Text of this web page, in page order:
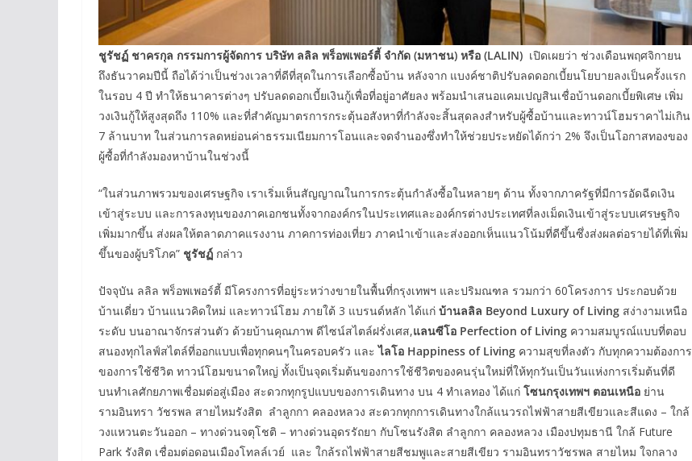
ชูรัชฏ์ ชาครกุล กรรมการผู้จัดการ บริษัท ลลิล พร็อพเพอร์ตี้ จำกัด (มหาชน) หรือ (LALIN) เปิดเผยว่า ช่วงเดือนพฤศจิกายน
ถึงธันวาคมปีนี้ ถือได้ว่าเป็นช่วงเวลาที่ดีที่สุดในการเลือกซื้อบ้าน หลังจาก แบงค์ชาติปรับลดดอกเบี้ยนโยบายลงเป็นครั้งแรก
ในรอบ 4 ปี ทำให้ธนาคารต่างๆ ปรับลดดอกเบี้ยเงินกู้เพื่อที่อยู่อาศัยลง พร้อมนำเสนอแคมเปญสินเชื่อบ้านดอกเบี้ยพิเศษ เพิ่ม
วงเงินกู้ให้สูงสุดถึง 110% และที่สำคัญมาตรการกระตุ้นอสังหาที่กำลังจะสิ้นสุดลงสำหรับผู้ซื้อบ้านและทาวน์โฮมราคาไม่เกิน
7 ล้านบาท ในส่วนการลดหย่อนค่าธรรมเนียมการโอนและจดจำนองซึ่งทำให้ช่วยประหยัดได้กว่า 2% จึงเป็นโอกาสทองของ
ผู้ซื้อที่กำลังมองหาบ้านในช่วงนี้
“ในส่วนภาพรวมของเศรษฐกิจ เราเริ่มเห็นสัญญาณในการกระตุ้นกำลังซื้อในหลายๆ ด้าน ทั้งจากภาครัฐที่มีการอัดฉีดเงิน
เข้าสู่ระบบ และการลงทุนของภาคเอกชนทั้งจากองค์กรในประเทศและองค์กรต่างประเทศที่ลงเม็ดเงินเข้าสู่ระบบเศรษฐกิจ
เพิ่มมากขึ้น ส่งผลให้ตลาดภาคแรงงาน ภาคการท่องเที่ยว ภาคนำเข้าและส่งออกเห็นแนวโน้มที่ดีขึ้นซึ่งส่งผลต่อรายได้ที่เพิ่ม
ขึ้นของผู้บริโภค” ชูรัชฏ์ กล่าว
ปัจจุบัน ลลิล พร็อพเพอร์ตี้ มีโครงการที่อยู่ระหว่างขายในพื้นที่กรุงเทพฯ และปริมณฑล รวมกว่า 60โครงการ ประกอบด้วย
บ้านเดี่ยว บ้านแนวคิดใหม่ และทาวน์โฮม ภายใต้ 3 แบรนด์หลัก ได้แก่ บ้านลลิล Beyond Luxury of Living สง่างามเหนือ
ระดับ บนอาณาจักรส่วนตัว ด้วยบ้านคุณภาพ ดีไซน์สไตล์ฝรั่งเศส,แลนซีโอ Perfection of Living ความสมบูรณ์แบบที่ตอบ
สนองทุกไลฟ์สไตล์ที่ออกแบบเพื่อทุกคนๆในครอบครัว และไลโอ Happiness of Living ความสุขที่ลงตัว กับทุกความต้องการ
ของการใช้ชีวิต ทาวน์โฮมขนาดใหญ่ ทั้งเป็นจุดเริ่มต้นของการใช้ชีวิตของคนรุ่นใหม่ที่ให้ทุกวันเป็นวันแห่งการเริ่มต้นที่ดี
บนทำเลศักยภาพเชื่อมต่อสู่เมือง สะดวกทุกรูปแบบของการเดินทาง บน 4 ทำเลทอง ได้แก่ โซนกรุงเทพฯ ตอนเหนือ ย่าน
รามอินทรา วัชรพล สายไหมรังสิต ลำลูกกา คลองหลวง สะดวกทุกการเดินทางใกล้แนวรถไฟฟ้าสายสีเขียวและสีแดง – ใกล้
วงแหวนตะวันออก – ทางด่วนจตุโชติ – ทางด่วนอุดรรัถยา กับโซนรังสิต ลำลูกกา คลองหลวง เมืองปทุมธานี ใกล้ Future
Park รังสิต เชื่อมต่อดอนเมืองโทลล์เวย์ และ ใกล้รถไฟฟ้าสายสีชมพูและสายสีเขียว รามอินทราวัชรพล สายไหม ใจกลาง